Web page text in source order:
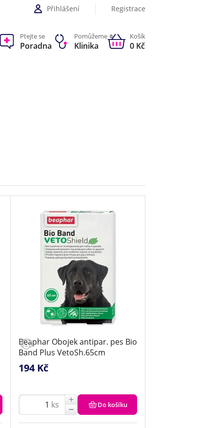
Přihlášení Registrace
Ptejte se
Poradna
Pomůžeme
Klinika
0 Košík
0 Kč
Beaphar Obojek antipar. pes Bio
Band Plus VetoSh.65cm
194 Kč
ks Do košíku